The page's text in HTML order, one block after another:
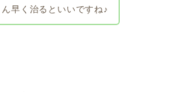
早く治るといいですね♪